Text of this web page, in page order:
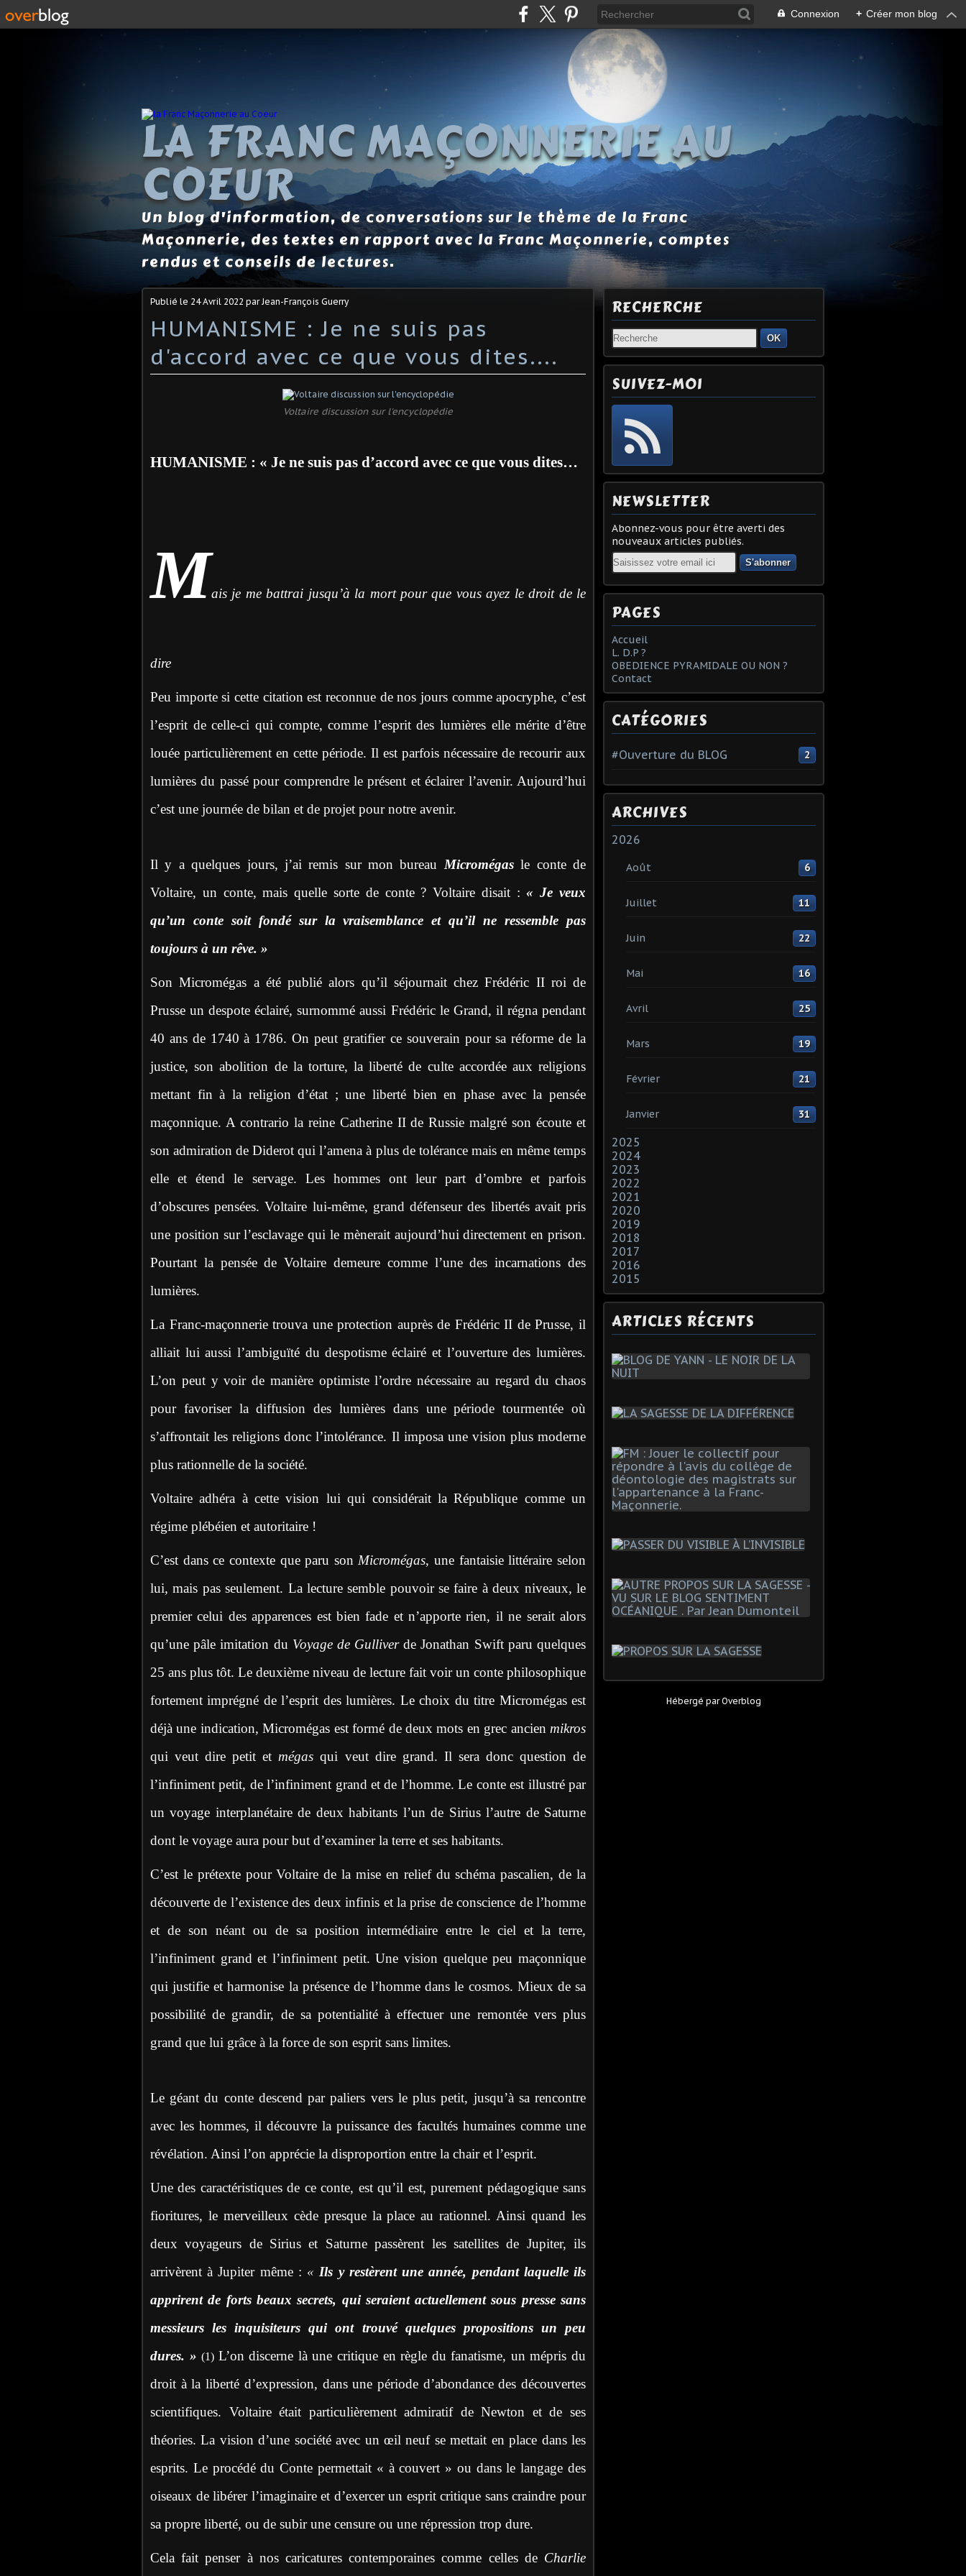
Connexion + Créer mon blog
LA FRANC MAÇONNERIE AU
COEUR
Un blog d'information, de conversations sur le thème de la Franc
Maçonnerie, des textes en rapport avec la Franc Maçonnerie, comptes
rendus et conseils de lectures.
Publié le 24 Avril 2022 par Jean-François Guerry
HUMANISME : Je ne suis pas
d'accord avec ce que vous dites....
Voltaire discussion sur l'encyclopédie
HUMANISME : « Je ne suis pas d’accord avec ce que vous dites…
Mais je me battrai jusqu’à la mort pour que vous ayez le droit de le
dire
Peu importe si cette citation est reconnue de nos jours comme apocryphe, c’est
l’esprit de celle-ci qui compte, comme l’esprit des lumières elle mérite d’être
louée particulièrement en cette période. Il est parfois nécessaire de recourir aux
lumières du passé pour comprendre le présent et éclairer l’avenir. Aujourd’hui
c’est une journée de bilan et de projet pour notre avenir.
Il y a quelques jours, j’ai remis sur mon bureau Micromégasle conte de
Voltaire, un conte, mais quelle sorte de conte ? Voltaire disait :« Je veux
qu’un conte soit fondé sur la vraisemblance et qu’il ne ressemble pas
toujours à un rêve. »
Son Micromégas a été publié alors qu’il séjournait chez Frédéric II roi de
Prusse un despote éclairé, surnommé aussi Frédéric le Grand, il régna pendant
40 ans de 1740 à 1786. On peut gratifier ce souverain pour sa réforme de la
justice, son abolition de la torture, la liberté de culte accordée aux religions
mettant fin à la religion d’état ; une liberté bien en phase avec la pensée
maçonnique. A contrario la reine Catherine II de Russie malgré son écoute et
son admiration de Diderot qui l’amena à plus de tolérance mais en même temps
elle et étend le servage. Les hommes ont leur part d’ombre et parfois
d’obscures pensées. Voltaire lui-même, grand défenseur des libertés avait pris
une position sur l’esclavage qui le mènerait aujourd’hui directement en prison.
Pourtant la pensée de Voltaire demeure comme l’une des incarnations des
lumières.
La Franc-maçonnerie trouva une protection auprès de Frédéric II de Prusse, il
alliait lui aussi l’ambiguïté du despotisme éclairé et l’ouverture des lumières.
L’on peut y voir de manière optimiste l’ordre nécessaire au regard du chaos
pour favoriser la diffusion des lumières dans une période tourmentée où
s’affrontait les religions donc l’intolérance. Il imposa une vision plus moderne
plus rationnelle de la société.
Voltaire adhéra à cette vision lui qui considérait la République comme un
régime plébéien et autoritaire !
C’est dans ce contexte que paru son Micromégas, une fantaisie littéraire selon
lui, mais pas seulement. La lecture semble pouvoir se faire à deux niveaux, le
premier celui des apparences est bien fade et n’apporte rien, il ne serait alors
qu’une pâle imitation du Voyage de Gulliverde Jonathan Swift paru quelques
25 ans plus tôt. Le deuxième niveau de lecture fait voir un conte philosophique
fortement imprégné de l’esprit des lumières. Le choix du titre Micromégas est
déjà une indication, Micromégas est formé de deux mots en grec ancien mikros
qui veut dire petit et mégasqui veut dire grand. Il sera donc question de
l’infiniment petit, de l’infiniment grand et de l’homme. Le conte est illustré par
un voyage interplanétaire de deux habitants l’un de Sirius l’autre de Saturne
dont le voyage aura pour but d’examiner la terre et ses habitants.
C’est le prétexte pour Voltaire de la mise en relief du schéma pascalien, de la
découverte de l’existence des deux infinis et la prise de conscience de l’homme
et de son néant ou de sa position intermédiaire entre le ciel et la terre,
l’infiniment grand et l’infiniment petit. Une vision quelque peu maçonnique
qui justifie et harmonise la présence de l’homme dans le cosmos. Mieux de sa
possibilité de grandir, de sa potentialité à effectuer une remontée vers plus
grand que lui grâce à la force de son esprit sans limites.
Le géant du conte descend par paliers vers le plus petit, jusqu’à sa rencontre
avec les hommes, il découvre la puissance des facultés humaines comme une
révélation. Ainsi l’on apprécie la disproportion entre la chair et l’esprit.
Une des caractéristiques de ce conte, est qu’il est, purement pédagogique sans
fioritures, le merveilleux cède presque la place au rationnel. Ainsi quand les
deux voyageurs de Sirius et Saturne passèrent les satellites de Jupiter, ils
arrivèrent à Jupiter même : « Ils y restèrent une année, pendant laquelle ils
apprirent de forts beaux secrets, qui seraient actuellement sous presse sans
messieurs les inquisiteurs qui ont trouvé quelques propositions un peu
dures. »(1) L’on discerne là une critique en règle du fanatisme, un mépris du
droit à la liberté d’expression, dans une période d’abondance des découvertes
scientifiques. Voltaire était particulièrement admiratif de Newton et de ses
théories. La vision d’une société avec un œil neuf se mettait en place dans les
esprits. Le procédé du Conte permettait « à couvert » ou dans le langage des
oiseaux de libérer l’imaginaire et d’exercer un esprit critique sans craindre pour
sa propre liberté, ou de subir une censure ou une répression trop dure.
Cela fait penser à nos caricatures contemporaines comme celles de Charlie
RECHERCHE
OK
SUIVEZ-MOI
NEWSLETTER
Abonnez-vous pour être averti des
nouveaux articles publiés.
Email
PAGES
Accueil
L. D.P ?
OBEDIENCE PYRAMIDALE OU NON ?
Contact
CATÉGORIES
#Ouverture du BLOG 2
ARCHIVES
2026
Août 6
Juillet 11
Juin 22
Mai 16
Avril 25
Mars 19
Février 21
Janvier 31
2025
2024
2023
2022
2021
2020
2019
2018
2017
2016
2015
ARTICLES RÉCENTS
Hébergé parOverblog